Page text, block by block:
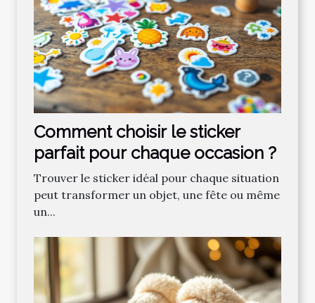
Comment choisir le sticker
parfait pour chaque occasion ?
Trouver le sticker idéal pour chaque situation
peut transformer un objet, une fête ou même
un...